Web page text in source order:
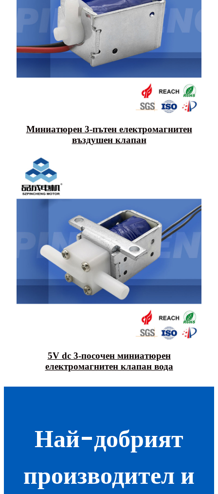
Миниатюрен 3-пътен електромагнитен
въздушен клапан
5V dc 3-посочен миниатюрен
електромагнитен клапан вода
Най-добрият
производител и